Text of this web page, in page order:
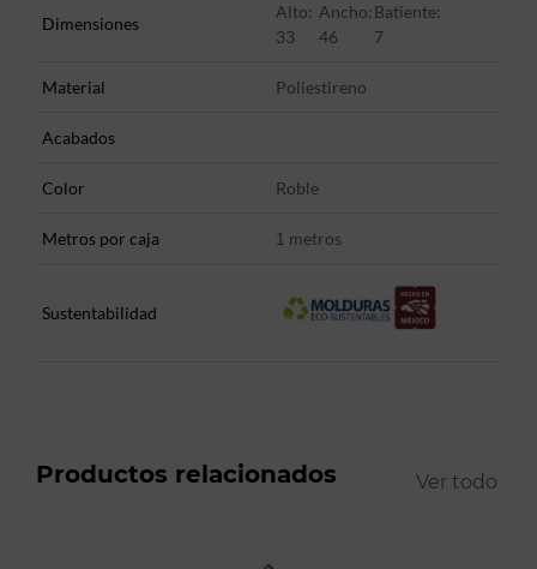
Dimensiones
Alto:
33
Ancho:
46
Batiente:
7
Material Poliestireno
Acabados
Color Roble
Metros por caja 1 metros
Sustentabilidad
Productos relacionados Ver todo